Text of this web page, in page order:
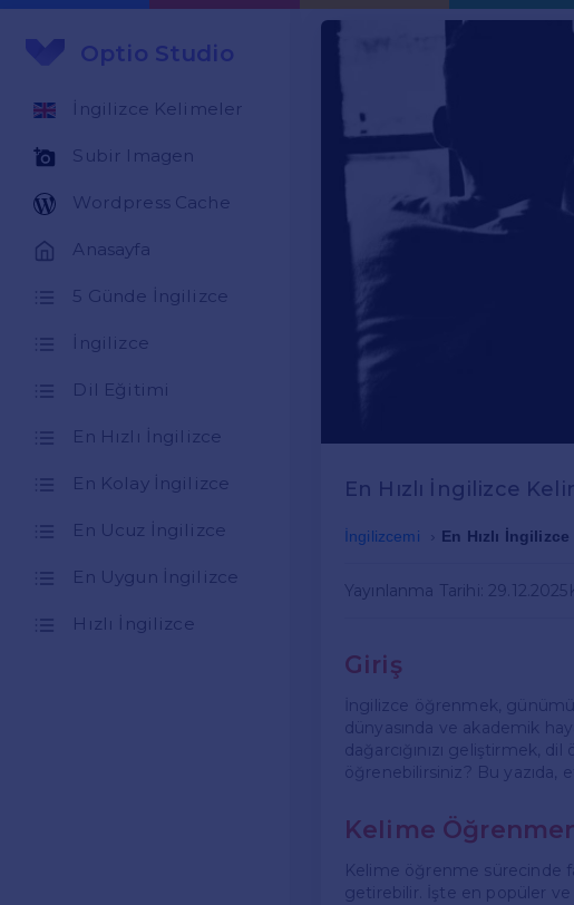
Optio Studio
İngilizce Kelimeler
Subir Imagen
Wordpress Cache
Anasayfa
5 Günde İngilizce
İngilizce
Dil Eğitimi
En Hızlı İngilizce
En Kolay İngilizce
En Ucuz İngilizce
En Uygun İngilizce
Hızlı İngilizce
En Hızlı İngilizce
İngilizcemi En Hızlı
Yayınlanma Tarihi: 29.12.2025
Giriş
İngilizce öğrenmek,
dünyasında ve akademik
dağarcığınızı geliştirmek,
öğrenebilirsiniz? Bu yazıda,
Kelime
Kelime öğrenme sürecinde
getirebilir. İşte en popüler